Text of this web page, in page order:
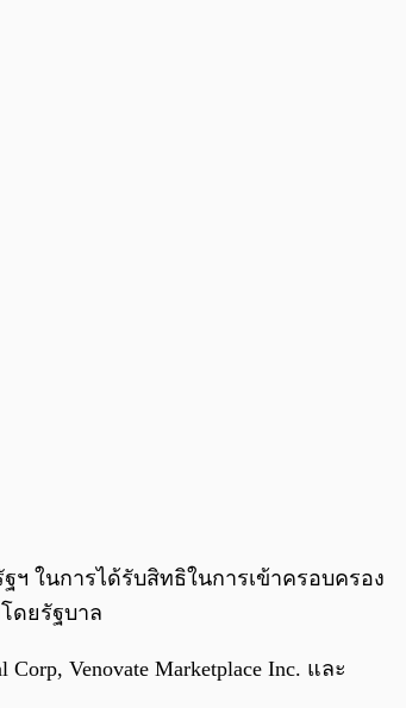
0:00/
ในการได้รับสิทธิในการเข้าครอบครอง
ดยรัฐบาล
Venovate Marketplace Inc. และ